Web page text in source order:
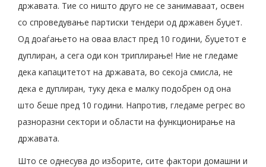
државата. Тие со ништо друго не се занимаваат, освен
со спроведување партиски тендери од државен буџет.
Од доаѓањето на оваа власт пред 10 години, буџетот е
дуплиран, а сега оди кон триплирање! Ние не гледаме
дека капацитетот на државата, во секоја смисла, не
дека е дуплиран, туку дека е малку подобрен од она
што беше пред 10 години. Напротив, гледаме регрес во
разноразни сектори и области на функционирање на
државата.
Што се однесува до изборите, сите фактори домашни и